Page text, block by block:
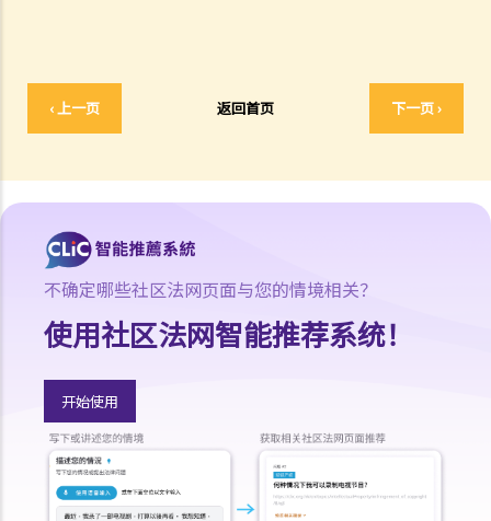
‹ 上一页 返回首页 下一页 ›
B. 香港永久居民与内地人士结婚
C. 在港就业／就读的海外或中国内地人士的海外配偶（包括中国内地）
A. 已婚人士免税额
H. 重婚
1. 如果我在国外和同性结婚，然后又在香港嫁给别人，算不算重婚？
支付方后来发现接受方在结婚时已在内地和其他人合法结婚，支付方是
及(c)请求取消对方获得附属济助的权利？
I. 同居
A. 香港不接纳「事实婚姻」
B. 遗产分配
不确定哪些社区法网页面与您的情境相关？
使用社区法网智能推荐系统！
开始使用